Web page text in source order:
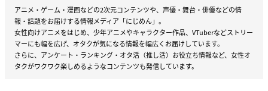
アニメ・ゲーム・漫画などの2次元コンテンツや、声優・舞台・俳優などの情
報・話題をお届けする情報メディア「にじめん」。
女性向けアニメをはじめ、少年アニメやキャラクター作品、VTuberなどストリー
マーにも幅を広げ、オタクが気になる情報を幅広くお届けしています。
さらに、アンケート・ランキング・オタ活（推し活）お役立ち情報など、女性オ
タクがワクワク楽しめるようなコンテンツも発信しています。